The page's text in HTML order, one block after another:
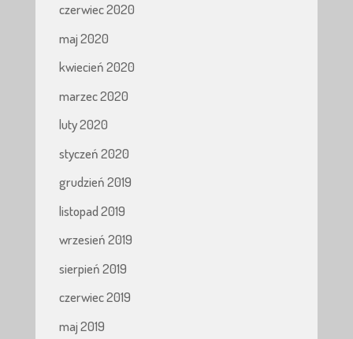
czerwiec 2020
maj 2020
kwiecień 2020
marzec 2020
luty 2020
styczeń 2020
grudzień 2019
listopad 2019
wrzesień 2019
sierpień 2019
czerwiec 2019
maj 2019